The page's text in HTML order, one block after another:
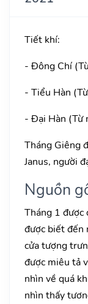
Tiết khí:
- Đông Chí
- Tiểu Hàn
- Đại Hàn (Từ
Tháng Giêng
Janus, người
Nguồn
Tháng 1 được
được biết đến
cửa tượng
được miêu tả
nhìn về quá
nhìn thấy